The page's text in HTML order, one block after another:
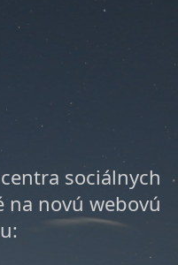
sociálnych
novú webovú